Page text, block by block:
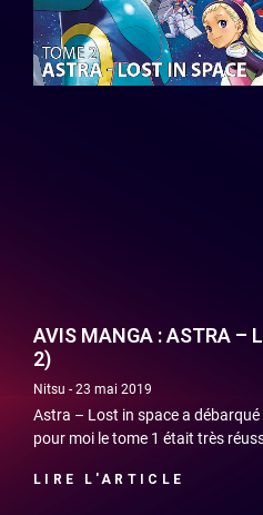
AVIS MANGA : ASTRA –
2)
Nitsu 23 mai 2019
Astra – Lost in space a
pour moi le tome 1 était très
LIRE L'ARTICLE